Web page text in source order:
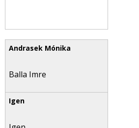
Balla Imre